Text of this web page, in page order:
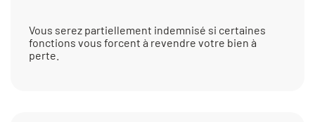
Vous serez partiellement indemnisé si certaines
fonctions vous forcent à revendre votre bien à
perte.